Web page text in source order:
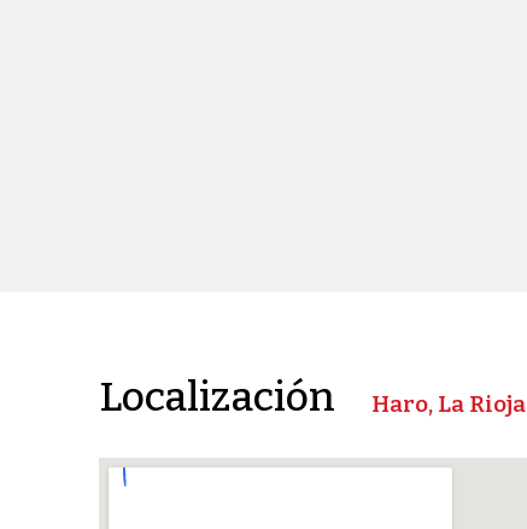
Localización Haro, La Rioja